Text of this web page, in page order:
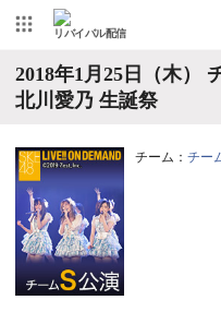
リバイバル配信
2018年1月25日（木）
北川愛乃 生誕祭
チーム： チー